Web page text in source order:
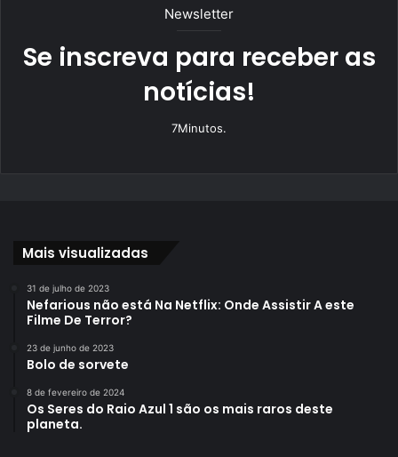
Newsletter
Se inscreva para receber as
notícias!
7Minutos.
Mais visualizadas
31 de julho de 2023
Nefarious não está Na Netflix: Onde Assistir A este
Filme De Terror?
23 de junho de 2023
Bolo de sorvete
8 de fevereiro de 2024
Os Seres do Raio Azul 1 são os mais raros deste
planeta.